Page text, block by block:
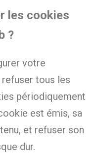
les cookies
?
votre
tous les
périodiquement
est émis, sa
et refuser son
dur.